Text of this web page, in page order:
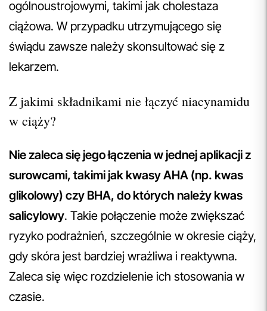
ogólnoustrojowymi, takimi jak cholestaza
ciążowa. W przypadku utrzymującego się
świądu zawsze należy skonsultować się z
lekarzem.
Z jakimi składnikami nie łączyć niacynamidu
w ciąży?
Nie zaleca się jego łączenia w jednej aplikacji z
surowcami, takimi jak kwasy AHA (np. kwas
glikolowy) czy BHA, do których należy kwas
salicylowy. Takie połączenie może zwiększać
ryzyko podrażnień, szczególnie w okresie ciąży,
gdy skóra jest bardziej wrażliwa i reaktywna.
Zaleca się więc rozdzielenie ich stosowania w
czasie.